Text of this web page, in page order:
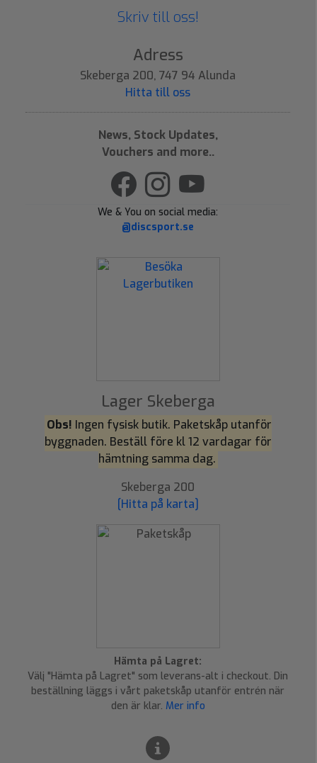
Skriv till oss!
Adress
Skeberga 200, 747 94 Alunda
Hitta till oss
News, Stock Updates,
Vouchers and more..
We & You on social media:
@discsport.se
Lager Skeberga
Obs! Ingen fysisk butik. Paketskåp utanför
byggnaden. Beställ före kl 12 vardagar för
hämtning samma dag.
Skeberga 200
[Hitta på karta]
Hämta på Lagret:
Välj "Hämta på Lagret" som leverans-alt i checkout. Din
beställning läggs i vårt paketskåp utanför entrén när
den är klar. Mer info